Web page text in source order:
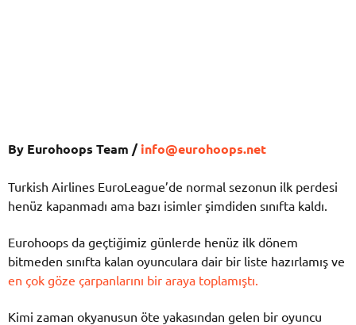
By Eurohoops Team /info@eurohoops.net
Turkish Airlines EuroLeague’de normal sezonun ilk perdesi
henüz kapanmadı ama bazı isimler şimdiden sınıfta kaldı.
Eurohoops da geçtiğimiz günlerde henüz ilk dönem
bitmeden sınıfta kalan oyunculara dair bir liste hazırlamış ve
en çok göze çarpanlarını bir araya toplamıştı.
Kimi zaman okyanusun öte yakasından gelen bir oyuncu